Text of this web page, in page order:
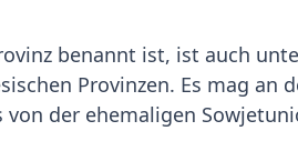
benannt ist, ist auch
Provinzen. Es mag an
der ehemaligen